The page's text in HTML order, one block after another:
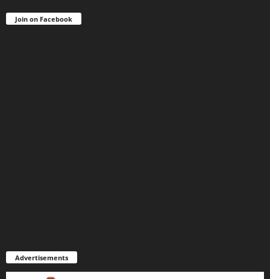
Join on Facebook
Advertisements